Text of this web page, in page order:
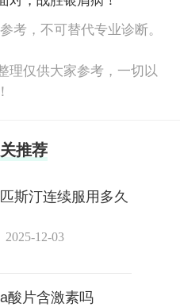
考，不可替代专业诊断。
理仅供大家参考，一切以
推荐
斯汀连续服用多久
2025-12-03
酸片含激素吗